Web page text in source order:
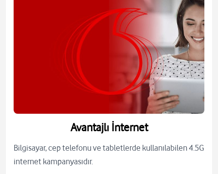
Avantajlı İnternet
Bilgisayar, cep telefonu ve tabletlerde kullanılabilen 4.5G
internet kampanyasıdır.